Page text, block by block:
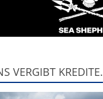
VERGIBT KREDITE.